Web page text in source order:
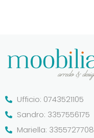
Ufficio: 0743521105
Sandro: 3357556175
Mariella: 3355727708